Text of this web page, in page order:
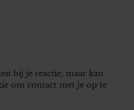
bij je reactie, maar kan
om contact met je op te